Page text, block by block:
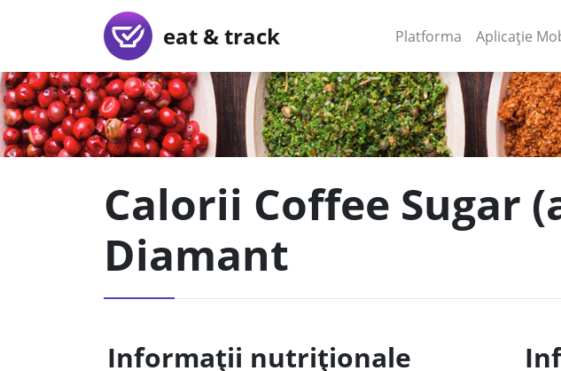
eat & track Platforma (current)
Aplicație
Calorii Coffee Sugar
Diamant
Informații nutriționale